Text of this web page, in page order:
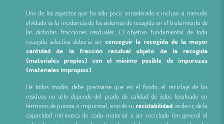
Uno de los aspectos que ha sido poco considerado e incluso a menudo
olvidado es la incidencia de los sistemas de recogida en el tratamiento de
las distintas fracciones residuales. El objetivo fundamental de toda
recogida selectiva debería ser conseguir la recogida de la mayor
cantidad de la fracción residual objeto de la recogida
(materiales propios) con el mínimo posible de impurezas
(materiales impropios).
De todos modos, debe precisarse que en el fondo, el reciclaje de los
residuos no sólo depende del grado de calidad de éstos (evaluado en
términos de pureza o impureza), sino de su reciclabilidad, es decir, de la
capacidad intrínseca de cada material a ser reciclado (en general el